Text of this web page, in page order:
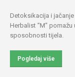
Detoksikacija i
Herbalist “M”
sposobnosti tijela.
Pogledaj više